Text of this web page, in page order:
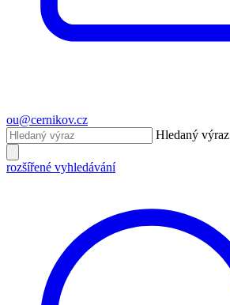
ou@cernikov.cz
Hledaný výraz
rozšířené vyhledávání